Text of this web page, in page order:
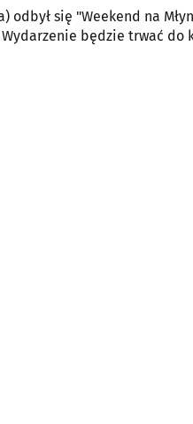
odbył się "Weekend na
będzie trwać do